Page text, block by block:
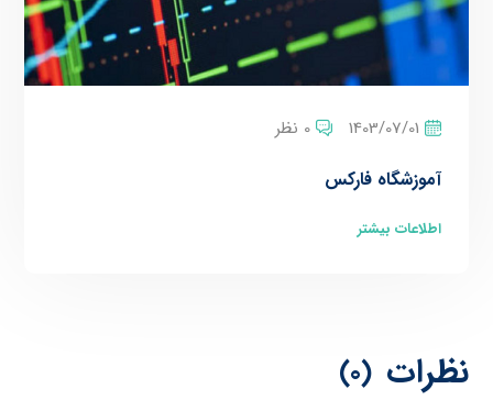
1403/07/01 0 نظر
آموزشگاه فارکس
اطلاعات بیشتر
نظرات (0)